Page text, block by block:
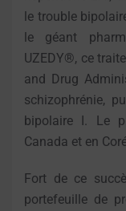
le trouble
le géant
UZEDY®, ce
and Drug
schizophrénie,
bipolaire I. Le
Canada et en
Fort de ce
portefeuille de